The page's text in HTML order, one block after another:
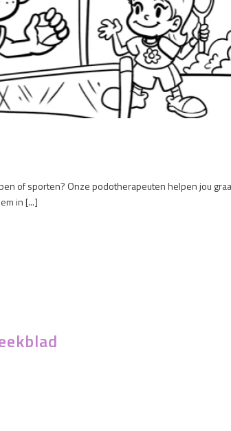
of sporten? Onze podotherapeuten helpen jou
in [...]